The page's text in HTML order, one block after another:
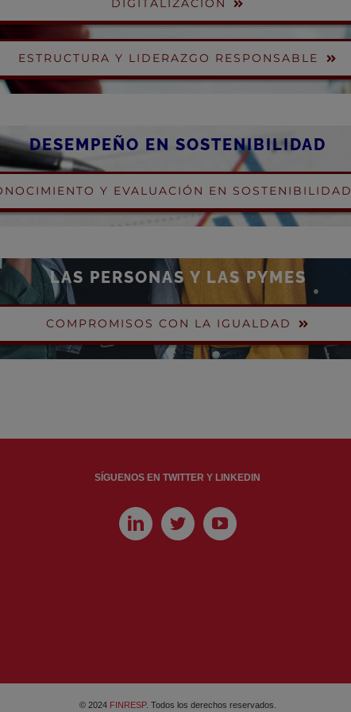
DIGITALIZACIÓN
ESTRUCTURA Y LIDERAZGO RESPONSABLE
DESEMPEÑO EN SOSTENIBILIDAD
Y EVALUACIÓN EN SOSTENIBILIDAD
LAS PERSONAS Y LAS PYMES
COMPROMISOS CON LA IGUALDAD
SÍGUENOS EN TWITTER Y LINKEDIN
© 2024 FINRESP. Todos los derechos reservados.